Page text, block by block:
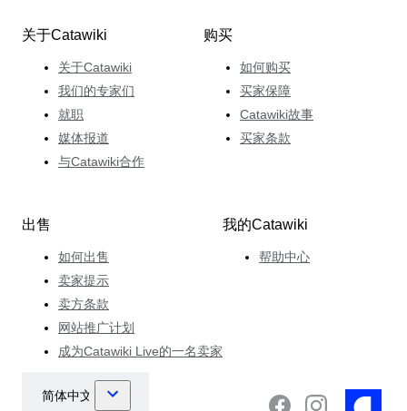
关于Catawiki
关于Catawiki
我们的专家们
就职
媒体报道
与Catawiki合作
购买
如何购买
买家保障
Catawiki故事
买家条款
出售
如何出售
卖家提示
卖方条款
网站推广计划
成为Catawiki Live的一名卖家
我的Catawiki
帮助中心